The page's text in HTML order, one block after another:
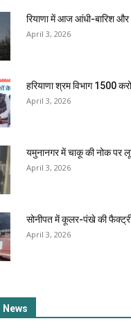
रियाणा में आज आंधी-बारिश और
April 3, 2026
हरियाणा श्रम विभाग 1500
April 3, 2026
यमुनानगर में चाकू की नोक पर
April 3, 2026
सोनीपत में कूलर-पंखे की
April 3, 2026
News